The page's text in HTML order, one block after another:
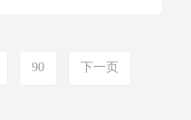
90 下一页